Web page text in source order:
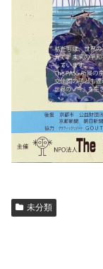
未分類